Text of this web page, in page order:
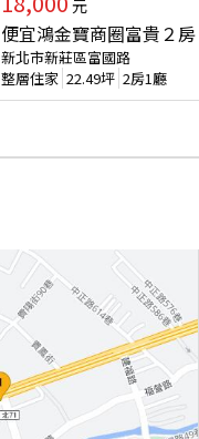
元
便宜鴻金寶商圈富貴２房
新北市新莊區富國路
整層住家 22.49坪 2房1廳